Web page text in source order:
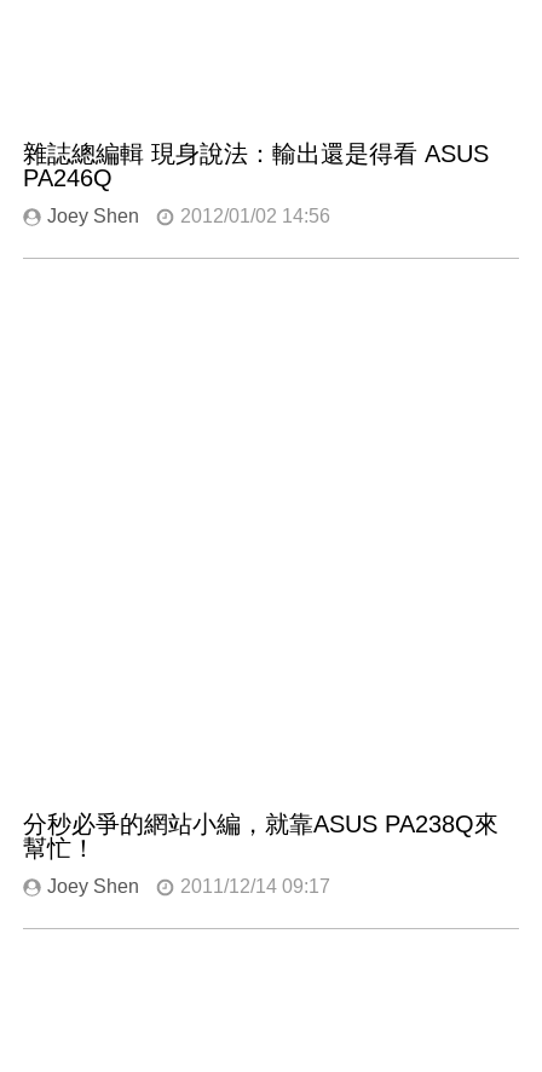
雜誌總編輯 現身說法：輸出還是得看 ASUS
PA246Q
Joey Shen 2012/01/02 14:56
分秒必爭的網站小編，就靠ASUS PA238Q來
幫忙！
Joey Shen 2011/12/14 09:17